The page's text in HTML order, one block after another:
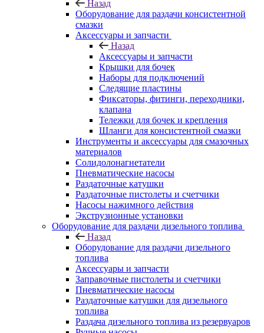
Назад
Оборудование для раздачи консистентной
смазки
Аксессуары и запчасти
Назад
Аксессуары и запчасти
Крышки для бочек
Наборы для подключений
Следящие пластины
Фиксаторы, фитинги, переходники,
клапана
Тележки для бочек и крепления
Шланги для консистентной смазки
Инструменты и аксессуары для смазочных
материалов
Солидолонагнетатели
Пневматические насосы
Раздаточные катушки
Раздаточные пистолеты и счетчики
Насосы нажимного действия
Экструзионные установки
Оборудование для раздачи дизельного топлива
Назад
Оборудование для раздачи дизельного
топлива
Аксессуары и запчасти
Заправочные пистолеты и счетчики
Пневматические насосы
Раздаточные катушки для дизельного
топлива
Раздача дизельного топлива из резервуаров